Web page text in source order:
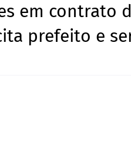
em contrato
prefeito e